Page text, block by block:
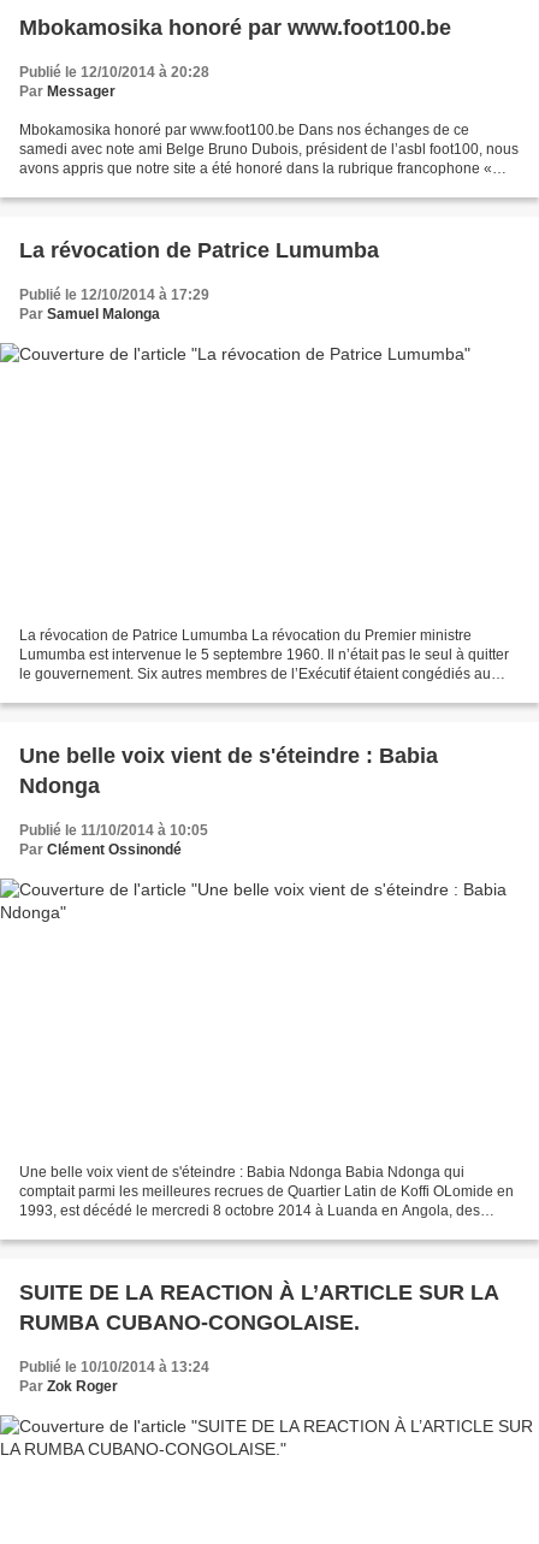
Mbokamosika honoré par www.foot100.be
Publié le 12/10/2014 à 20:28
Par Messager
Mbokamosika honoré par www.foot100.be Dans nos échanges de ce
samedi avec note ami Belge Bruno Dubois, président de l’asbl foot100, nous
avons appris que notre site a été honoré dans la rubrique francophone «
La révocation de Patrice Lumumba
Publié le 12/10/2014 à 17:29
Par Samuel Malonga
La révocation de Patrice Lumumba La révocation du Premier ministre
Lumumba est intervenue le 5 septembre 1960. Il n’était pas le seul à quitter
le gouvernement. Six autres membres de l’Exécutif étaient congédiés au
Une belle voix vient de s'éteindre : Babia
Ndonga
Publié le 11/10/2014 à 10:05
Par Clément Ossinondé
Une belle voix vient de s'éteindre : Babia Ndonga Babia Ndonga qui
comptait parmi les meilleures recrues de Quartier Latin de Koffi OLomide en
1993, est décédé le mercredi 8 octobre 2014 à Luanda en Angola, des
SUITE DE LA REACTION À L’ARTICLE SUR LA
RUMBA CUBANO-CONGOLAISE.
Publié le 10/10/2014 à 13:24
Par Zok Roger